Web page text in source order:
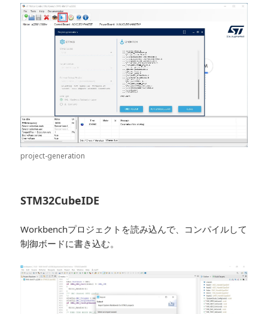
project-generation
STM32CubeIDE
Workbenchプロジェクトを読み込んで、コンパイルして
制御ボードに書き込む。